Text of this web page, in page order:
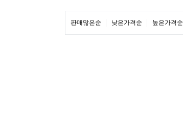
판매많은순 낮은가격순 높은가격순